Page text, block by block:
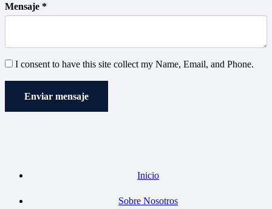
Mensaje *
I consent to have this site collect my Name, Email, and Phone.
Enviar mensaje
Inicio
Sobre Nosotros